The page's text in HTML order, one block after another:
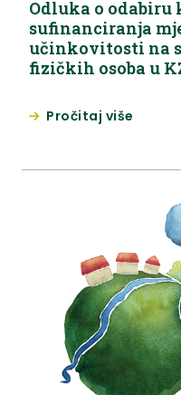
Odluka o
sufinanciranja
učinkovitosti na
fizičkih osoba u
Pročitaj više